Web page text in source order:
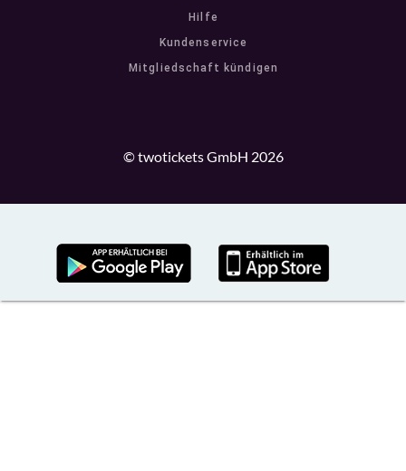
Hilfe
Kundenservice
Mitgliedschaft kündigen
© twotickets GmbH 2026